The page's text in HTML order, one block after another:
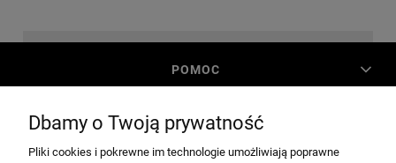
POMOC
MOJE KONTO
Dbamy o Twoją prywatność
Pliki cookies i pokrewne im technologie umożliwiają poprawne